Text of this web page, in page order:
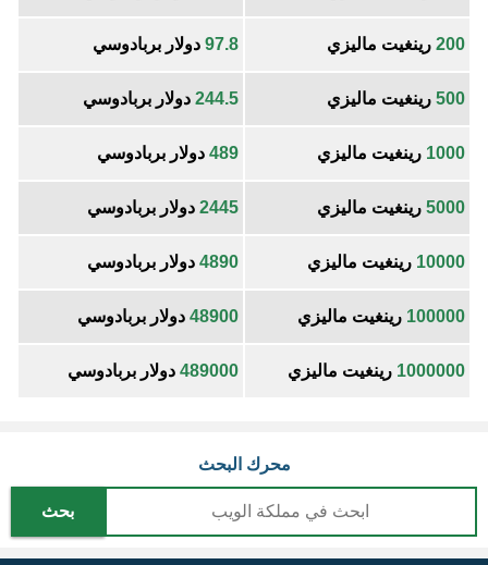
200 رينغيت ماليزي 97.8 دولار بربادوسي
500 رينغيت ماليزي 244.5 دولار بربادوسي
1000 رينغيت ماليزي 489 دولار بربادوسي
5000 رينغيت ماليزي 2445 دولار بربادوسي
10000 رينغيت ماليزي 4890 دولار بربادوسي
100000 رينغيت ماليزي 48900 دولار بربادوسي
1000000 رينغيت ماليزي 489000 دولار بربادوسي
محرك البحث
بحث